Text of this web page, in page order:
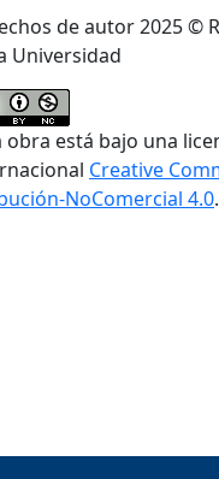
de autor 2025 ©
Universidad
obra está bajo una
Creative
NoComercial 4.0.